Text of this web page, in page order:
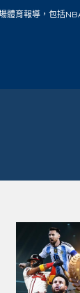
MLB、中華職棒